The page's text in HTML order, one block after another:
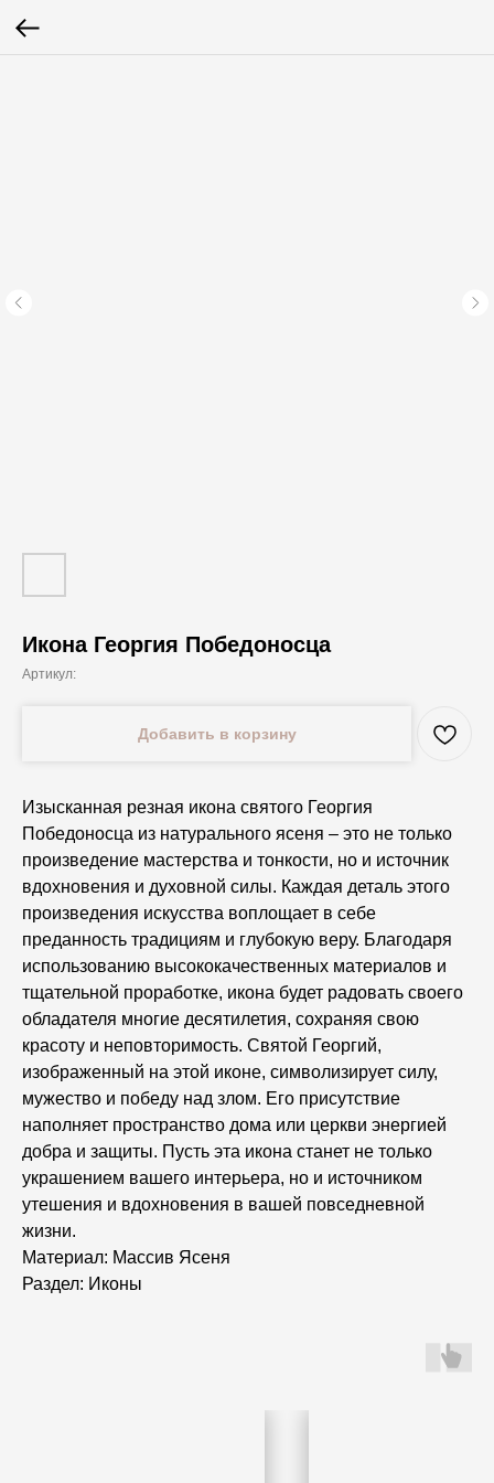
Икона Георгия Победоносца
Артикул:
Добавить в корзину
Изысканная резная икона святого Георгия
Победоносца из натурального ясеня – это не только
произведение мастерства и тонкости, но и источник
вдохновения и духовной силы. Каждая деталь этого
произведения искусства воплощает в себе
преданность традициям и глубокую веру. Благодаря
использованию высококачественных материалов и
тщательной проработке, икона будет радовать своего
обладателя многие десятилетия, сохраняя свою
красоту и неповторимость. Святой Георгий,
изображенный на этой иконе, символизирует силу,
мужество и победу над злом. Его присутствие
наполняет пространство дома или церкви энергией
добра и защиты. Пусть эта икона станет не только
украшением вашего интерьера, но и источником
утешения и вдохновения в вашей повседневной
жизни.
Материал: Массив Ясеня
Раздел: Иконы